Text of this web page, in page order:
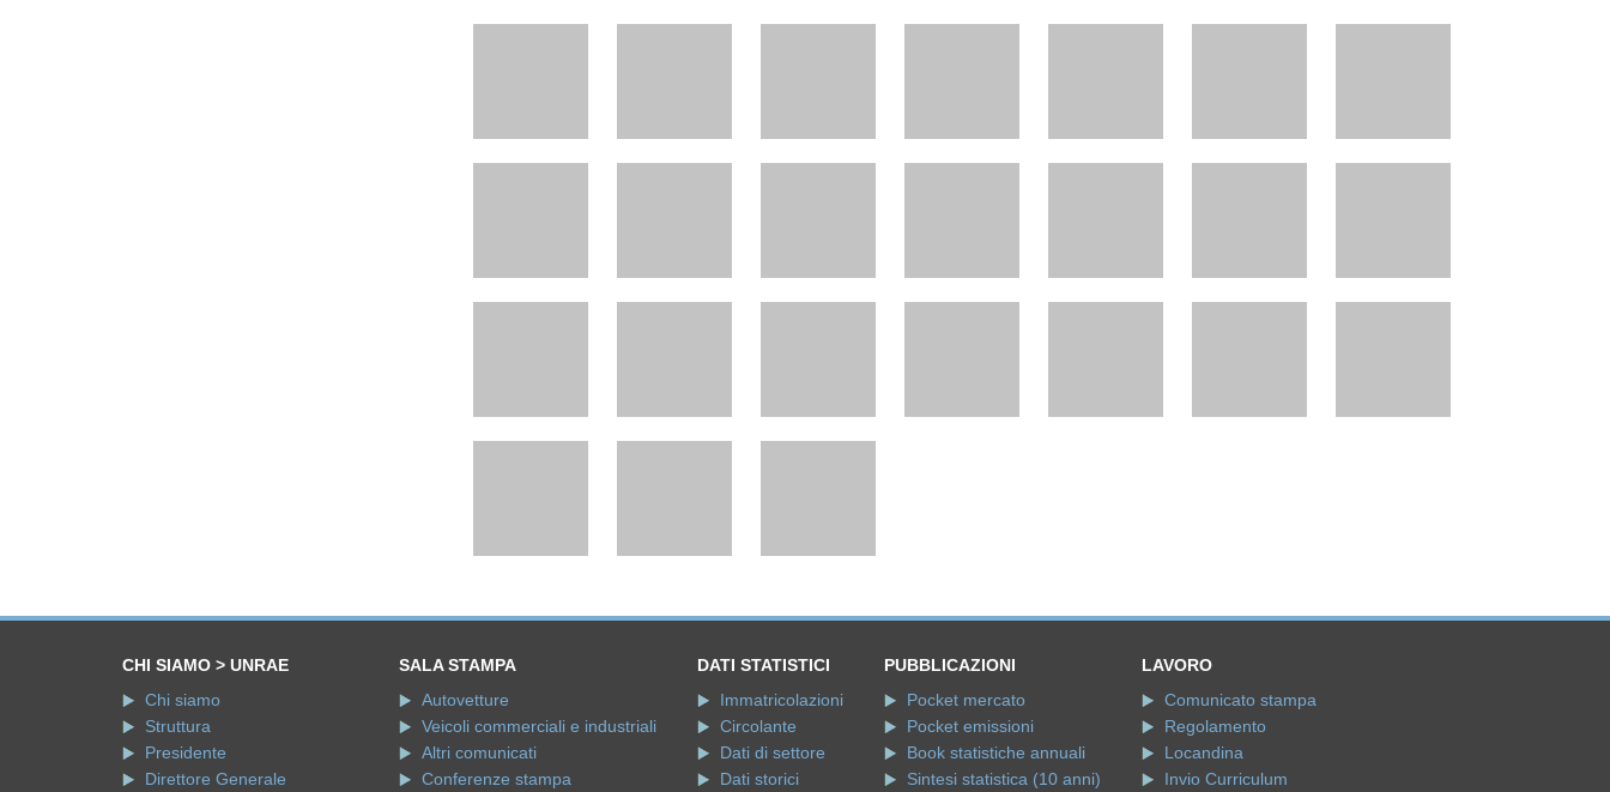
CHI SIAMO > UNRAE
Chi siamo
Struttura
Presidente
Direttore Generale
SALA STAMPA
Autovetture
Veicoli commerciali e industriali
Altri comunicati
Conferenze stampa
DATI STATISTICI
Immatricolazioni
Circolante
Dati di settore
Dati storici
PUBBLICAZIONI
Pocket mercato
Pocket emissioni
Book statistiche annuali
Sintesi statistica (10 anni)
LAVORO
Comunicato stampa
Regolamento
Locandina
Invio Curriculum